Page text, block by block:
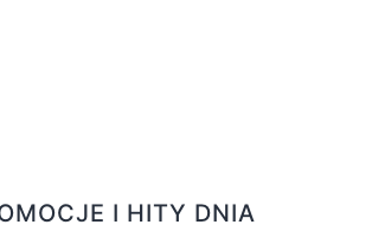
I HITY DNIA